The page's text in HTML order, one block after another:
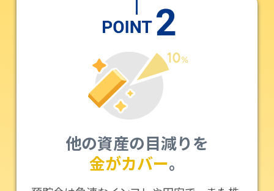
他の資産の目減りを
金がカバー。